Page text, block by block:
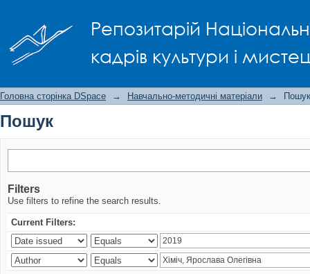
Репозитарій
кадрів культури і
Головна сторінка DSpace → Навчально-методичні матеріали → Пошук
Пошук
Filters
Use filters to refine the search results.
Current Filters: